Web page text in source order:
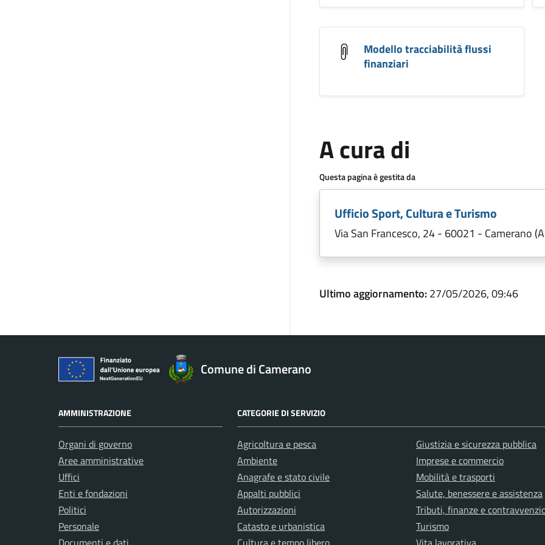
Modello tracciabilità flussi
finanziari
A cura di
Questa pagina è gestita da
Ufficio Sport, Cultura e Turismo
Via San Francesco, 24 - 60021 - Camerano
Ultimo aggiornamento:27/05/2026, 09:46
Comune di Camerano
AMMINISTRAZIONE
Organi di governo
Aree amministrative
Uffici
Enti e fondazioni
Politici
Personale
CATEGORIE DI SERVIZIO
Agricoltura e pesca
Ambiente
Anagrafe e stato civile
Appalti pubblici
Autorizzazioni
Catasto e urbanistica
Giustizia e sicurezza pubblica
Imprese e commercio
Mobilità e trasporti
Salute, benessere e assistenza
Tributi, finanze e
Turismo